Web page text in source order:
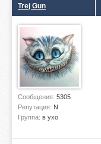
Trej Gun
Сообщения: 5305
Репутация: N
Группа: в ухо